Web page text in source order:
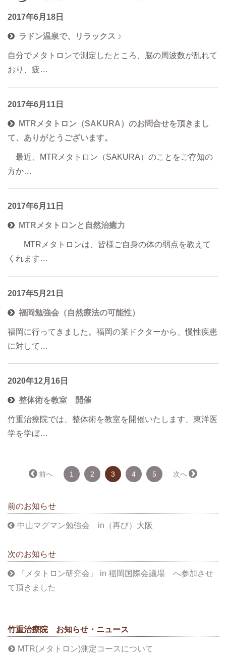
2017年6月18日
ラドン温泉で、リラックス ♪
自分でメタトロンで測定したところ、脳の周波数が乱れて
おり、疲…
2017年6月11日
MTRメタトロン（SAKURA）のお問合せを頂きまし
て、ありがとうございます。
最近、MTRメタトロン（SAKURA）のことをご存知の
方か…
2017年6月11日
MTRメタトロンと自然治癒力
MTRメタトロンは、皆様ご自身の体の弱点を教えて
くれます…
2017年5月21日
福岡勉強会（自然療法の可能性）
福岡に行ってきました。福岡の某ドクターから、慢性疾患
に対して…
2020年12月16日
整体術を教室 開催
竹重治療院では、整体術を教室を開催いたします、東洋医
学を学ぼ…
← 前へ 1 2 3 （こ
の
ジ）
4 5 次へ →
前のお知らせ
中山マグマン勉強会 in（再び）大阪
次のお知らせ
『メタトロン研究会』 in 福岡国際会議場 へ参加させ
て頂きました
竹重治療院 お知らせ・ニュース
MTR(メタトロン)測定コースについて